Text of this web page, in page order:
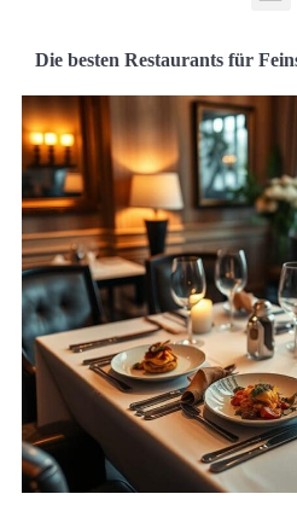
Die besten Restaurants für